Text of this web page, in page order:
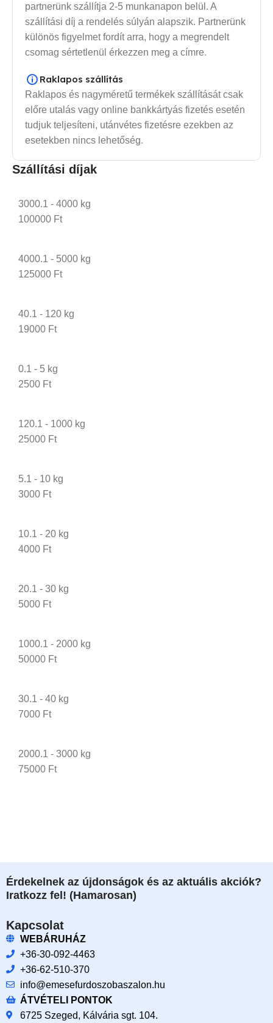
partnerünk szállítja 2-5 munkanapon belül. A
szállítási díj a rendelés súlyán alapszik. Partnerünk
különös figyelmet fordít arra, hogy a megrendelt
csomag sértetlenül érkezzen meg a címre.
Raklapos szállítás
Raklapos és nagyméretű termékek szállítását csak
előre utalás vagy online bankkártyás fizetés esetén
tudjuk teljesíteni, utánvétes fizetésre ezekben az
esetekben nincs lehetőség.
Szállítási díjak
3000.1 - 4000 kg
100000 Ft
4000.1 - 5000 kg
125000 Ft
40.1 - 120 kg
19000 Ft
0.1 - 5 kg
2500 Ft
120.1 - 1000 kg
25000 Ft
5.1 - 10 kg
3000 Ft
10.1 - 20 kg
4000 Ft
20.1 - 30 kg
5000 Ft
1000.1 - 2000 kg
50000 Ft
30.1 - 40 kg
7000 Ft
2000.1 - 3000 kg
75000 Ft
Érdekelnek az újdonságok és az aktuális akciók?
Iratkozz fel! (Hamarosan)
Kapcsolat
WEBÁRUHÁZ
+36-30-092-4463
+36-62-510-370
info@emesefurdoszobaszalon.hu
ÁTVÉTELI PONTOK
6725 Szeged, Kálvária sgt. 104.​